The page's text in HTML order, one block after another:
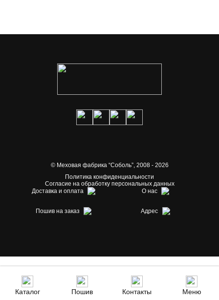
© Меховая фабрика “Соболь”,2008 - 2026
Политика конфиденциальности
Согласие на обработку персональных данных
Доставка и оплата
О нас
Пошив на заказ Адрес
Каталог Пошив Контакты Меню